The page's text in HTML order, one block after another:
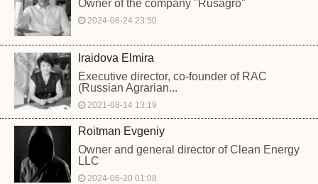
Owner of the company "Rusagro"
2024-06-24 23:50
Iraidova Elmira
Executive director, co-founder of RAC
(Russian Agrarian...
2021-08-14 13:19
Roitman Evgeniy
Owner and general director of Clean Energy
LLC
2024-06-20 01:08